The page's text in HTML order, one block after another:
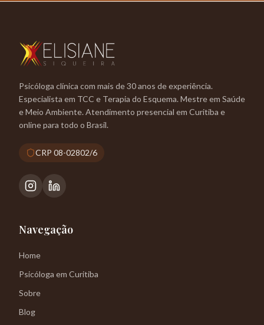
Psicóloga clínica com mais de 30 anos de experiência.
Especialista em TCC e Terapia do Esquema. Mestre em Saúde
e Meio Ambiente. Atendimento presencial em Curitiba e
online para todo o Brasil.
CRP 08-02802/6
Navegação
Home
Psicóloga em Curitiba
Sobre
Blog